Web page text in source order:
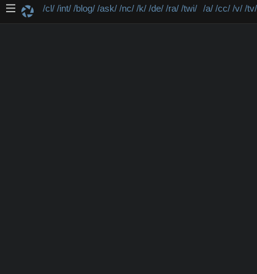
/cl/ /int/ /blog/ /ask/ /nc/ /k/ /de/ /ra/ /twi/ /a/ /cc/ /v/ /tv/